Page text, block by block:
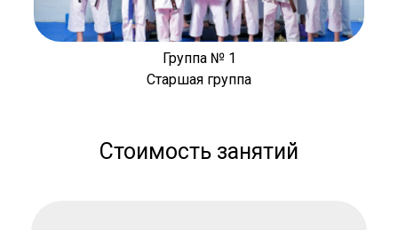
Группа № 1
Старшая группа
Стоимость занятий